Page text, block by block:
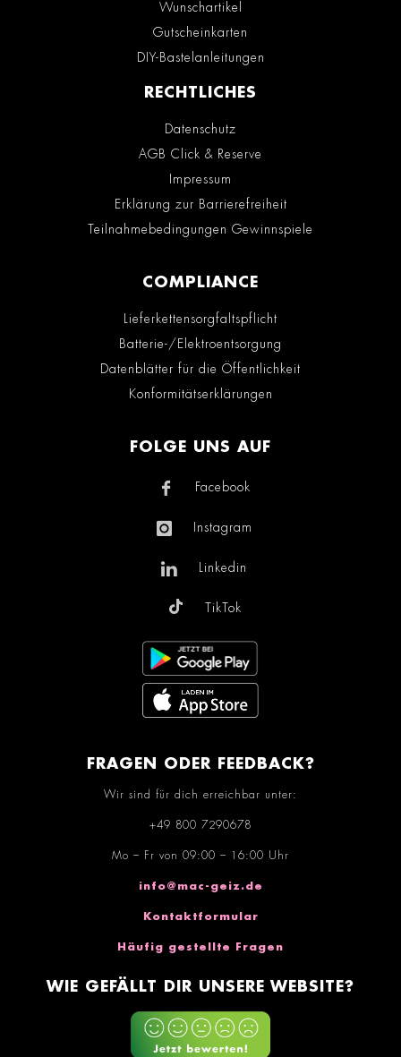
Wunschartikel
Gutscheinkarten
DIY-Bastelanleitungen
RECHTLICHES
Datenschutz
AGB Click & Reserve
Impressum
Erklärung zur Barrierefreiheit
Teilnahmebedingungen Gewinnspiele
COMPLIANCE
Lieferkettensorgfaltspflicht
Batterie-/Elektroentsorgung
Datenblätter für die Öffentlichkeit
Konformitätserklärungen
FOLGE UNS AUF
Facebook
Instagram
Linkedin
TikTok
FRAGEN ODER FEEDBACK?
Wir sind für dich erreichbar unter:
+49 800 7290678
Mo – Fr von 09:00 – 16:00 Uhr
info@mac-geiz.de
Kontaktformular
Häufig gestellte Fragen
WIE GEFÄLLT DIR UNSERE WEBSITE?